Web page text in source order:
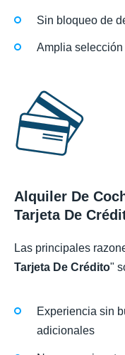
Sin bloqueo de
Amplia
Alquiler De
Tarjeta De
Las principales
Tarjeta De Crédito"
Experiencia sin
adicionales